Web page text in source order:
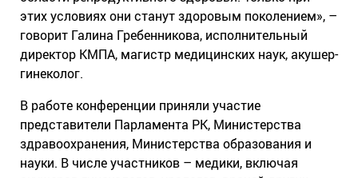
этих условиях они станут здоровым поколением», –
говорит Галина Гребенникова, исполнительный
директор КМПА, магистр медицинских наук, акушер-
гинеколог.
В работе конференции приняли участие
представители Парламента РК, Министерства
здравоохранения, Министерства образования и
науки. В числе участников – медики, включая